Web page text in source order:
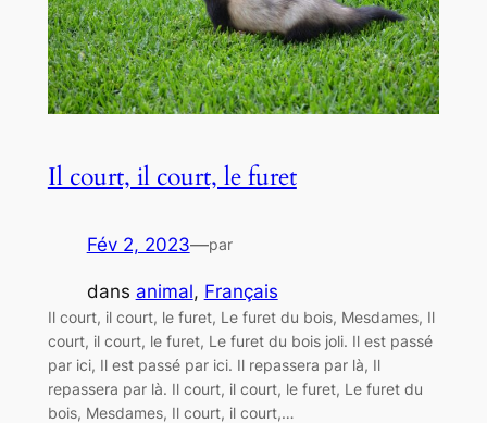
Il court, il court, le furet
Fév 2, 2023—par
dans animal, Français
Il court, il court, le furet, Le furet du bois, Mesdames, Il
court, il court, le furet, Le furet du bois joli. Il est passé
par ici, Il est passé par ici. Il repassera par là, Il
repassera par là. Il court, il court, le furet, Le furet du
bois, Mesdames, Il court, il court,…